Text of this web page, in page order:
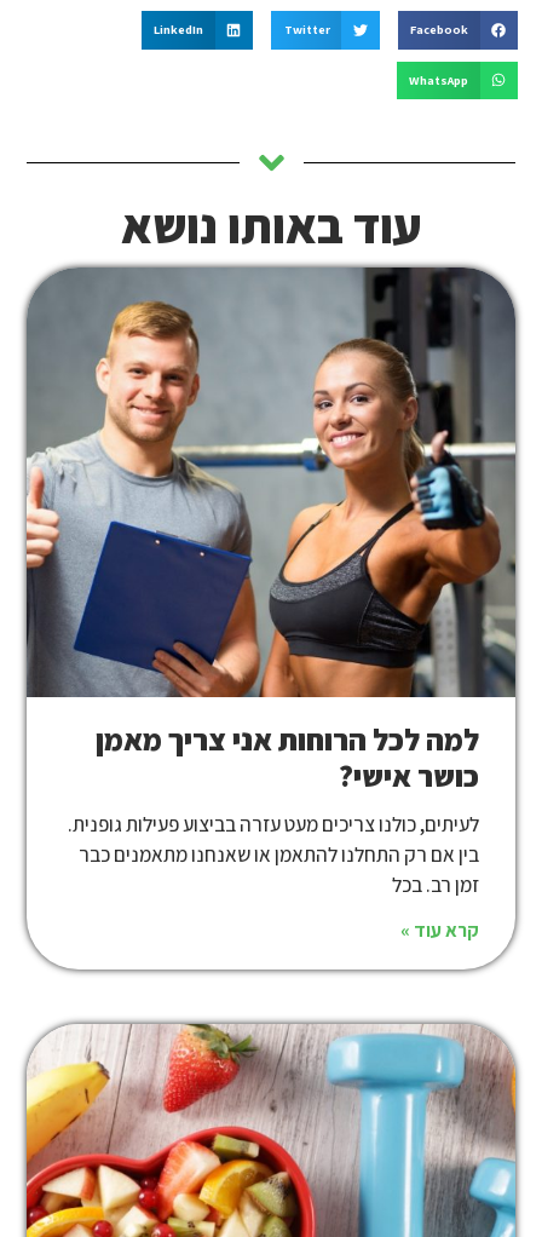
Facebook
Twitter
LinkedIn
WhatsApp
עוד באותו נושא
למה לכל הרוחות אני צריך מאמן
כושר אישי?
לעיתים, כולנו צריכים מעט עזרה בביצוע פעילות גופנית.
בין אם רק התחלנו להתאמן או שאנחנו מתאמנים כבר
זמן רב. בכל
קרא עוד »